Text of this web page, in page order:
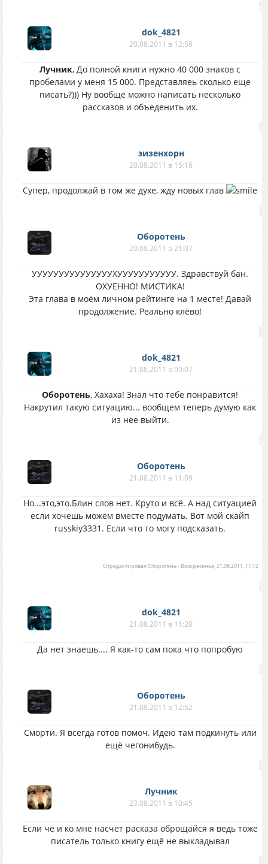
dok_4821
20.08.2011 в 12:58
Лучник, До полной книги нужно 40 000 знаков с
пробелами у меня 15 000. Представляеь сколько еще
писать?))) Ну вообще можно написать несколько
рассказов и объеденить их.
эизенхорн
20.08.2011 в 15:16
Супер, продолжай в том же духе, жду новых глав
Оборотень
20.08.2011 в 21:07
УУУУУУУУУУУУУУУХУУУУУУУУУУУ. Здравствуй бан.
ОХУЕННО! МИСТИКА!
Эта глава в моём личном рейтинге на 1 месте! Давай
продолжение. Реально клёво!
dok_4821
21.08.2011 в 09:07
Оборотень, Хахаха! Знал что тебе понравится!
Накрутил такую ситуацию... вообщем теперь думую как
из нее выйти.
Оборотень
21.08.2011 в 11:09
Но...это,это.Блин слов нет. Круто и всё. А над ситуацией
если хочешь можем вместе подумать. Вот мой скайп
russkiy3331. Если что то могу подсказать.
ОтредактировалОборотень- Воскресенье, 21.08.2011, 11:12
dok_4821
21.08.2011 в 11:20
Да нет знаешь.... Я как-то сам пока что попробую
Оборотень
21.08.2011 в 12:52
Сморти. Я всегда готов помоч. Идею там подкинуть или
ещё чегонибудь.
Лучник
23.08.2011 в 10:45
Если чё и ко мне насчет расказа оброщайся я ведь тоже
писатель только книгу ещё не выкладывал